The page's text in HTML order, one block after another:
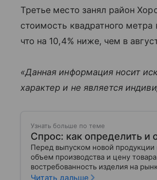
Третье место занял район
стоимость квадратного
что на 10,4% ниже, чем в
«Данная информация носит
характер и не является
Узнать больше по теме
Спрос: как определить и
Перед выпуском новой продукции
объем производства и цену
востребованность изделия на
Читать дальше